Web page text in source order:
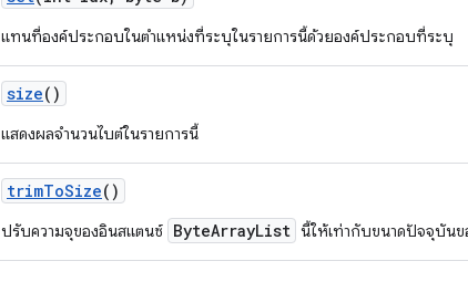
แทนที่องค์ประกอบในตำแหน่งที่ระบุในรายการนี้ด้วยองค์ประกอบที่ระบุ
size()
แสดงผลจำนวนไบต์ในรายการนี้
trimToSize()
ปรับความจุของอินสแตนซ์ ByteArrayList นี้ให้เท่ากับขนาดปัจจุบันข